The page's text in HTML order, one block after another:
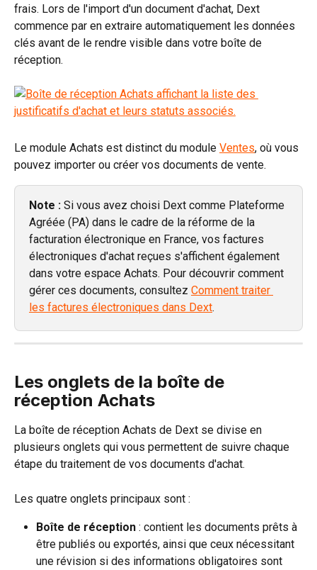
frais. Lors de l'import d'un document d'achat, Dext
commence par en extraire automatiquement les données
clés avant de le rendre visible dans votre boîte de
réception.
Le module Achats est distinct du module Ventes, où vous
pouvez importer ou créer vos documents de vente.
Note : Si vous avez choisi Dext comme Plateforme
Agréée (PA) dans le cadre de la réforme de la
facturation électronique en France, vos factures
électroniques d'achat reçues s'affichent également
dans votre espace Achats. Pour découvrir comment
gérer ces documents, consultez Comment traiter
les factures électroniques dans Dext.
Les onglets de la boîte de
réception Achats
La boîte de réception Achats de Dext se divise en
plusieurs onglets qui vous permettent de suivre chaque
étape du traitement de vos documents d'achat.
Les quatre onglets principaux sont :
Boîte de réception : contient les documents prêts à
être publiés ou exportés, ainsi que ceux nécessitant
une révision si des informations obligatoires sont